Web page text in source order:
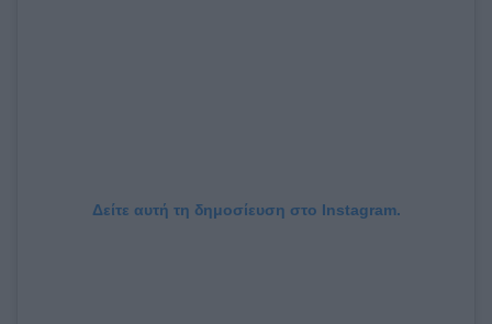
Δείτε αυτή τη δημοσίευση στο Instagram.